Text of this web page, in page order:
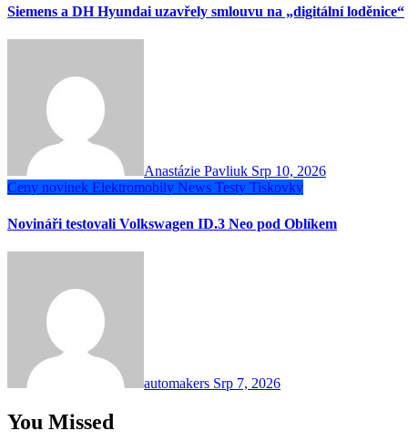
Siemens a DH Hyundai uzavřely smlouvu na „digitální loděnice“
Anastázie Pavliuk Srp 10, 2026
Ceny novinek Elektromobily News Testy Tiskovky
Novináři testovali Volkswagen ID.3 Neo pod Oblíkem
automakers Srp 7, 2026
You Missed